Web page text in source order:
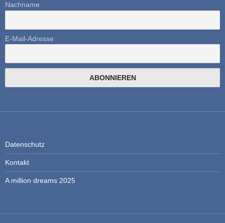
Nachname
E-Mail-Adresse
Datenschutz
Kontakt
A million dreams 2025